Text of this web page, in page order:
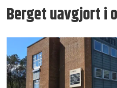
Berget uavgjort i